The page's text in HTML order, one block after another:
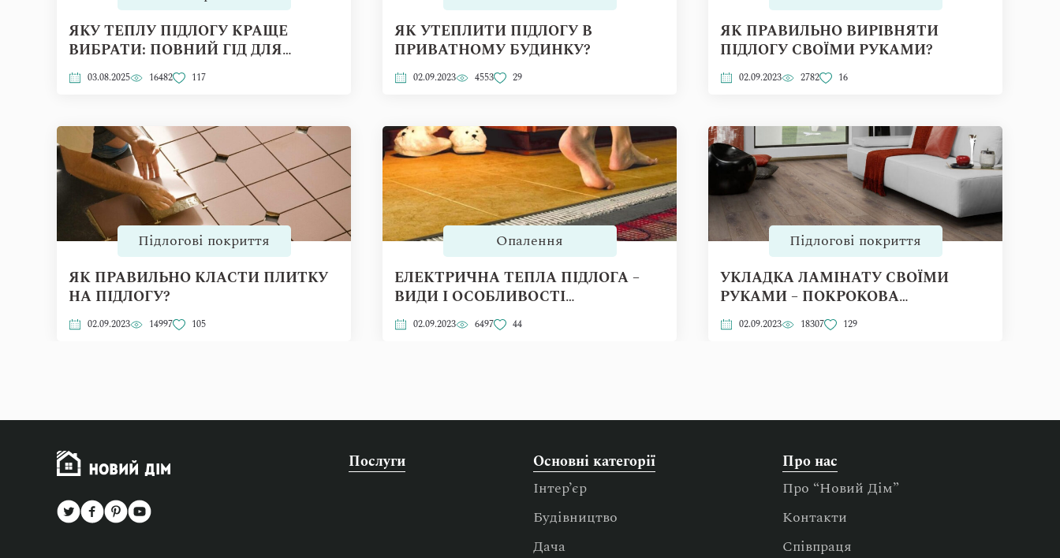
ЯКУ ТЕПЛУ ПІДЛОГУ КРАЩЕ
ВИБРАТИ: ПОВНИЙ ГІД ДЛЯ
КВАРТИРИ ТА БУДИНКУ
03.08.2025 16482 117
ЯК УТЕПЛИТИ ПІДЛОГУ В
ПРИВАТНОМУ БУДИНКУ?
02.09.2023 4553 29
ЯК ПРАВИЛЬНО ВИРІВНЯТИ
ПІДЛОГУ СВОЇМИ РУКАМИ?
02.09.2023 2782 16
Підлогові покриття
ЯК ПРАВИЛЬНО КЛАСТИ ПЛИТКУ
НА ПІДЛОГУ?
02.09.2023 14997 105
Опалення
ЕЛЕКТРИЧНА ТЕПЛА ПІДЛОГА –
ВИДИ І ОСОБЛИВОСТІ
УСТАНОВКИ
02.09.2023 6497 44
Підлогові покриття
УКЛАДКА ЛАМІНАТУ СВОЇМИ
РУКАМИ – ПОКРОКОВА
ІНСТРУКЦІЯ
02.09.2023 18307 129
Послуги
Основні категорії
Інтер’єр
Будівництво
Дача
Про нас
Про “Новий Дім”
Контакти
Співпраця